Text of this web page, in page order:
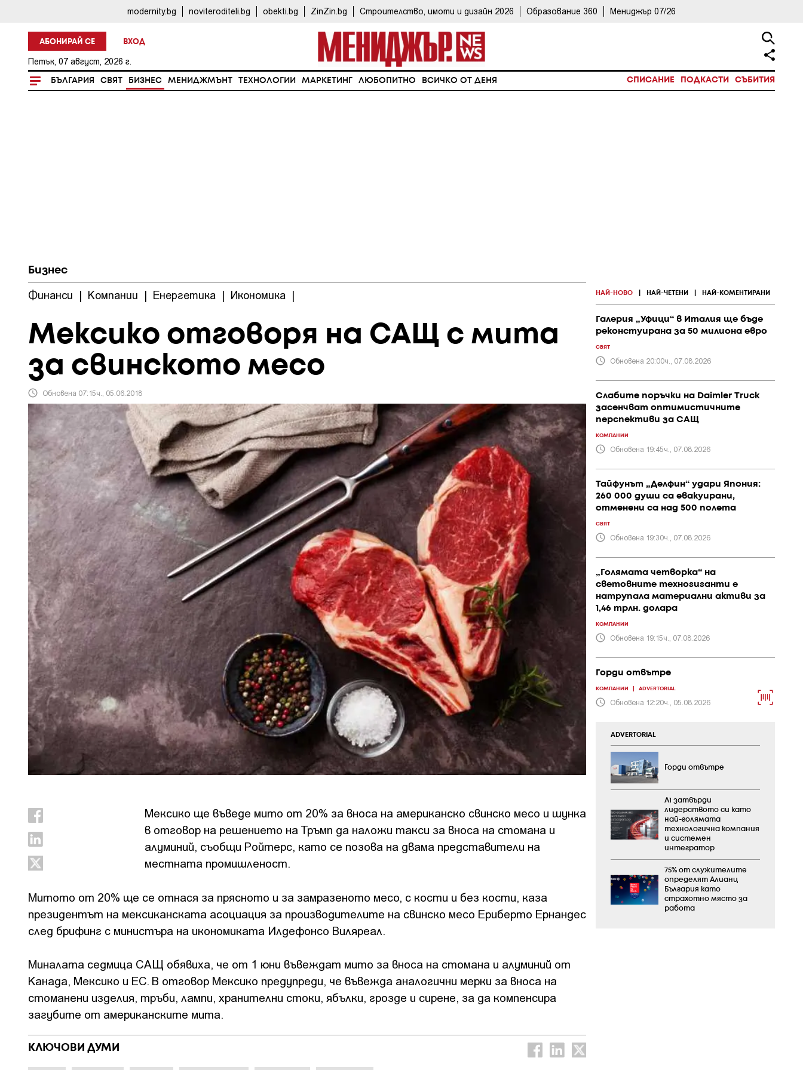
modernity.bg noviteroditeli.bg obekti.bg ZinZin.bg Строителство, имоти и дизайн 2026 Образование 360 Мениджър 07/26
АБОНИРАЙ СЕ ВХОД
Петък, 07 август, 2026 г.
БЪЛГАРИЯ СВЯТ БИЗНЕС МЕНИДЖМЪНТ ТЕХНОЛОГИИ МАРКЕТИНГ ЛЮБОПИТНО ВСИЧКО ОТ ДЕНЯ СПИСАНИЕ ПОДКАСТИ СЪБИТИЯ
Бизнес
Финанси | Компании | Енергетика | Икономика |
Мексико отговоря на САЩ с мита
за свинското месо
Обновена 07:15ч., 05.06.2018
Мексико ще въведе мито от 20% за вноса на американско свинско месо и шунка
в отговор на решението на Тръмп да наложи такси за вноса на стомана и
алуминий, съобщи Ройтерс, като се позова на двама представители на
местната промишленост.
Митото от 20% ще се отнася за прясното и за замразеното месо, с кости и без кости, каза
президентът на мексиканската асоциация за производителите на свинско месо Ериберто Ернандес
след брифинг с министъра на икономиката Илдефонсо Виляреал.
Миналата седмица САЩ обявиха, че от 1 юни въвеждат мито за вноса на стомана и алуминий от
Канада, Мексико и ЕС. В отговор Мексико предупреди, че въвежда аналогични мерки за вноса на
стоманени изделия, тръби, лампи, хранителни стоки, ябълки, грозде и сирене, за да компенсира
загубите от американските мита.
КЛЮЧОВИ ДУМИ
НАЙ-НОВО НАЙ-ЧЕТЕНИ НАЙ-КОМЕНТИРАНИ
Галерия „Уфици“ в Италия ще бъде
реконстуирана за 50 милиона евро
СВЯТ
Обновена 20:00ч., 07.08.2026
Слабите поръчки на Daimler Truck
засенчват оптимистичните
перспективи за САЩ
КОМПАНИИ
Обновена 19:45ч., 07.08.2026
Тайфунът „Делфин“ удари Япония:
260 000 души са евакуирани,
отменени са над 500 полета
СВЯТ
Обновена 19:30ч., 07.08.2026
„Голямата четворка“ на
световните техногиганти е
натрупала материални активи за
1,46 трлн. долара
КОМПАНИИ
Обновена 19:15ч., 07.08.2026
Горди отвътре
КОМПАНИИ ADVERTORIAL
Обновена 12:20ч., 05.08.2026
ADVERTORIAL
Горди отвътре
А1 затвърди
лидерството си като
най-голямата
технологична компания
и системен
интегратор
75% от служителите
определят Алианц
България като
страхотно място за
работа